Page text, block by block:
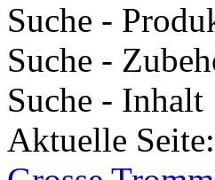
Suche -
Suche -
Suche - Inhalt
Aktuelle Seite: